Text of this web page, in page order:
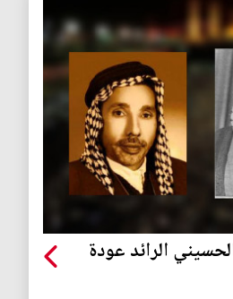
الرائد عودة